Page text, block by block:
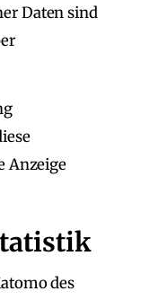
Daten sind
Anzeige
des